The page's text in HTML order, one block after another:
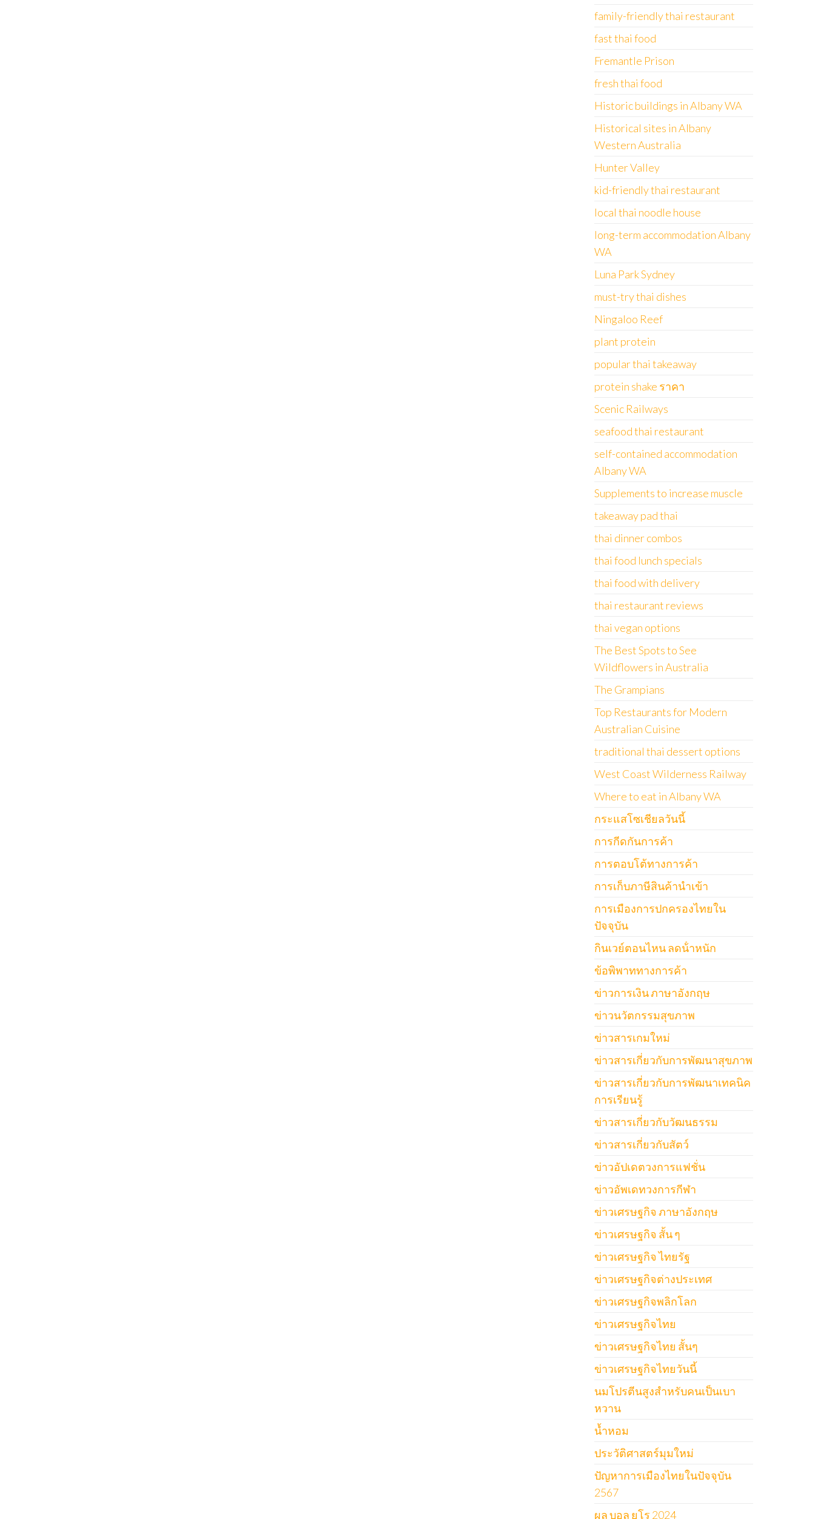
family-friendly thai restaurant
fast thai food
Fremantle Prison
fresh thai food
Historic buildings in Albany WA
Historical sites in Albany
Western Australia
Hunter Valley
kid-friendly thai restaurant
local thai noodle house
long-term accommodation Albany
WA
Luna Park Sydney
must-try thai dishes
Ningaloo Reef
plant protein
popular thai takeaway
protein shake ราคา
Scenic Railways
seafood thai restaurant
self-contained accommodation
Albany WA
Supplements to increase muscle
takeaway pad thai
thai dinner combos
thai food lunch specials
thai food with delivery
thai restaurant reviews
thai vegan options
The Best Spots to See
Wildflowers in Australia
The Grampians
Top Restaurants for Modern
Australian Cuisine
traditional thai dessert options
West Coast Wilderness Railway
Where to eat in Albany WA
กระแสโซเชียลวันนี้
การกีดกันการค้า
การตอบโต้ทางการค้า
การเก็บภาษีสินค้านำเข้า
การเมืองการปกครองไทยใน
ปัจจุบัน
กินเวย์ตอนไหน ลดน้ําหนัก
ข้อพิพาททางการค้า
ข่าวการเงิน ภาษาอังกฤษ
ข่าวนวัตกรรมสุขภาพ
ข่าวสารเกมใหม่
ข่าวสารเกี่ยวกับการพัฒนาสุขภาพ
ข่าวสารเกี่ยวกับการพัฒนาเทคนิค
การเรียนรู้
ข่าวสารเกี่ยวกับวัฒนธรรม
ข่าวสารเกี่ยวกับสัตว์
ข่าวอัปเดตวงการแฟชั่น
ข่าวอัพเดทวงการกีฬา
ข่าวเศรษฐกิจ ภาษาอังกฤษ
ข่าวเศรษฐกิจ สั้น ๆ
ข่าวเศรษฐกิจ ไทยรัฐ
ข่าวเศรษฐกิจต่างประเทศ
ข่าวเศรษฐกิจพลิกโลก
ข่าวเศรษฐกิจไทย
ข่าวเศรษฐกิจไทย สั้นๆ
ข่าวเศรษฐกิจไทยวันนี้
นมโปรตีนสูงสำหรับคนเป็นเบา
หวาน
น้ำหอม
ประวัติศาสตร์มุมใหม่
ปัญหาการเมืองไทยในปัจจุบัน
2567
ผล บอล ยูโร 2024